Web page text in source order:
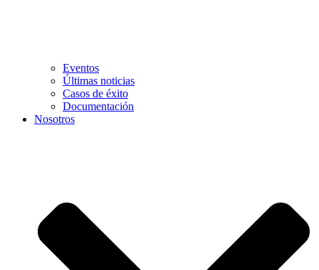
Eventos
Últimas noticias
Casos de éxito
Documentación
Nosotros